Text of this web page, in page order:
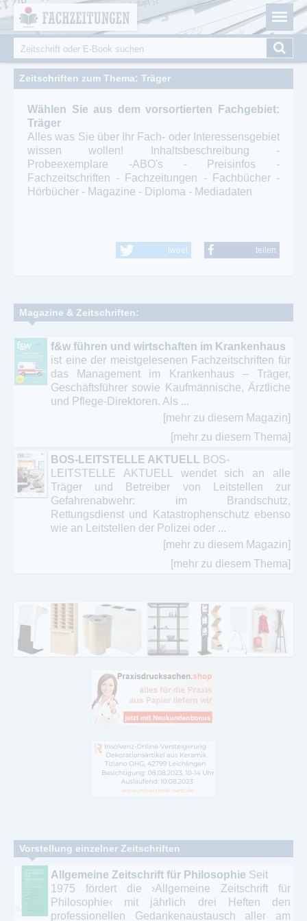
Fachzeitungen.de - Das unabhängige Portal für
Fachmagazine Fachpublikationen & eBooks
Suchformular
Suche
Zeitschriften zum Thema: Träger
Wählen Sie aus dem vorsortierten Fachgebiet:
Träger
Alles was Sie über Ihr Fach- oder Interessensgebiet
wissen wollen! Inhaltsbeschreibung -
Probeexemplare -ABO's - Preisinfos -
Fachzeitschriften - Fachzeitungen - Fachbücher -
Hörbücher - Magazine - Diploma - Mediadaten
tweet teilen
Magazine & Zeitschriften:
f&w führen und wirtschaften im Krankenhaus
ist eine der meistgelesenen Fachzeitschriften für
das Management im Krankenhaus – Träger,
Geschäftsführer sowie Kaufmännische, Ärztliche
und Pflege-Direktoren. Als ...
[mehr zu diesem Magazin]
[mehr zu diesem Thema]
BOS-LEITSTELLE AKTUELL BOS-
LEITSTELLE AKTUELL wendet sich an alle
Träger und Betreiber von Leitstellen zur
Gefahrenabwehr: im Brandschutz,
Rettungsdienst und Katastrophenschutz ebenso
wie an Leitstellen der Polizei oder ...
[mehr zu diesem Magazin]
[mehr zu diesem Thema]
Vorstellung einzelner Zeitschriften
Allgemeine Zeitschrift für Philosophie Seit
1975 fördert die ›Allgemeine Zeitschrift für
Philosophie‹ mit jährlich drei Heften den
professionellen Gedankenaustausch aller am
Cookie-Einstellungen